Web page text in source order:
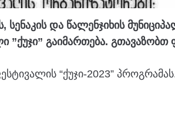
სენაკის და წალენჯიხის
გაიმართება.
“ქუჯი-2023”